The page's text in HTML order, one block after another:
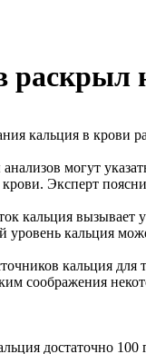
раскрыл
кальция в крови
анализов могут
Эксперт
кальция
кальция
кальция для
соображения
достаточно